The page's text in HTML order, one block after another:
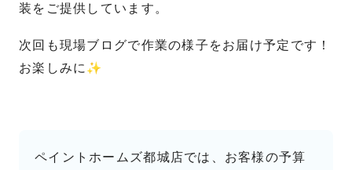
装をご提供しています。
次回も現場ブログで作業の様子をお届け予定です！
お楽しみに✨
ペイントホームズ都城店では、お客様の予算